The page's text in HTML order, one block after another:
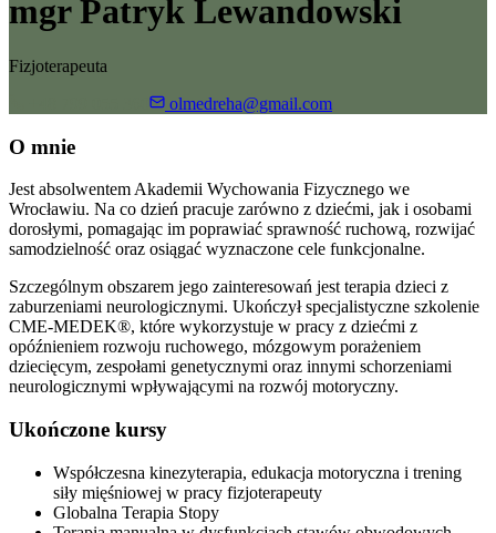
mgr Patryk Lewandowski
Fizjoterapeuta
olmedreha@gmail.com
O mnie
Jest absolwentem Akademii Wychowania Fizycznego we
Wrocławiu. Na co dzień pracuje zarówno z dziećmi, jak i osobami
dorosłymi, pomagając im poprawiać sprawność ruchową, rozwijać
samodzielność oraz osiągać wyznaczone cele funkcjonalne.
Szczególnym obszarem jego zainteresowań jest terapia dzieci z
zaburzeniami neurologicznymi. Ukończył specjalistyczne szkolenie
CME-MEDEK®, które wykorzystuje w pracy z dziećmi z
opóźnieniem rozwoju ruchowego, mózgowym porażeniem
dziecięcym, zespołami genetycznymi oraz innymi schorzeniami
neurologicznymi wpływającymi na rozwój motoryczny.
Ukończone kursy
Współczesna kinezyterapia, edukacja motoryczna i trening
siły mięśniowej w pracy fizjoterapeuty
Globalna Terapia Stopy